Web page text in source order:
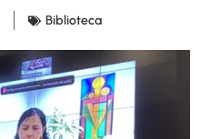
Biblioteca